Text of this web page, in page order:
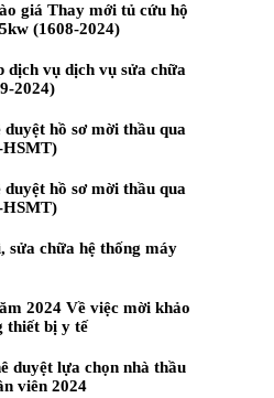
giá Thay mới tủ cứu hộ
(1608-2024)
dịch vụ dịch vụ sửa chữa
2024)
hồ sơ mời thầu qua
HSMT)
hồ sơ mời thầu qua
HSMT)
sửa chữa hệ thống máy
2024 Về việc mời khảo
thiết bị y tế
duyệt lựa chọn nhà thầu
viên 2024